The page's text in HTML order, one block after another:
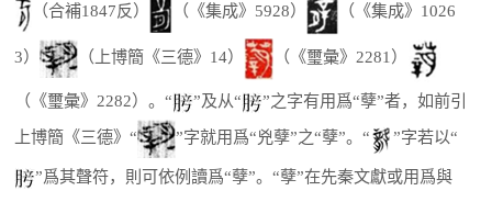
（合補1847反） （《集成》5928） （《集成》1026
3） （上博簡《三德》14） （《璽彙》2281）
（《璽彙》2282）。“ ”及从“
”之字有用爲“孽”者，如前引
上博簡《三德》“
”字就用爲“兇孽”之“孽”。“ ”字若以“
”爲其聲符，則可依例讀爲“孽”。“孽”在先秦文獻或用爲與